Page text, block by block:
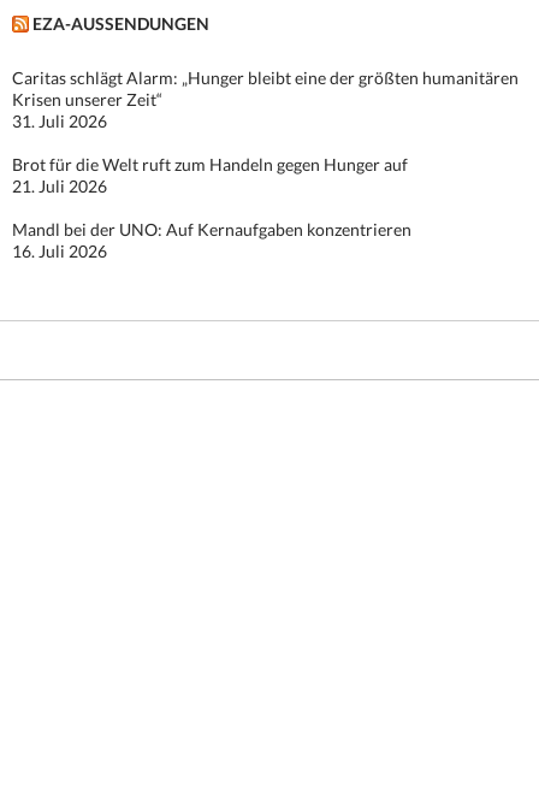
EZA-AUSSENDUNGEN
Caritas schlägt Alarm: „Hunger bleibt eine der größten humanitären
Krisen unserer Zeit“
31. Juli 2026
Brot für die Welt ruft zum Handeln gegen Hunger auf
21. Juli 2026
Mandl bei der UNO: Auf Kernaufgaben konzentrieren
16. Juli 2026